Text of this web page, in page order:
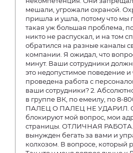
мешали, угрожали охраной.
пришла и ушла, потому что мы правы. В
такая уж большая проблема,
никто не распускал, и на том
обратился на разные каналы
компании. Я ожидал, что
минут. Ваши сотрудники
это недопустимое поведение и
проведена работа с
ваши сотрудники? 2. Абсолютно по всем каналам:
в группе ВК, по емеилу, по 8-
ПАЛЕЦ О ПАЛЕЦ НЕ УДАРИЛ.
блокируют мой вопрос, мои
страницы. ОТЛИЧНАЯ РАБОТА.
вынужден бегать за вами и
колхозом. В вопросе, который